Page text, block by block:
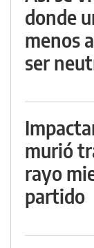
donde
menos
ser
murió
rayo
partido